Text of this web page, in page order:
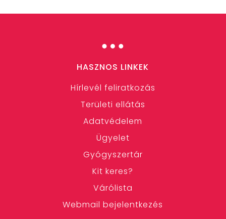
…
HASZNOS LINKEK
Hírlevél feliratkozás
Területi ellátás
Adatvédelem
Ügyelet
Gyógyszertár
Kit keres?
Várólista
Webmail bejelentkezés